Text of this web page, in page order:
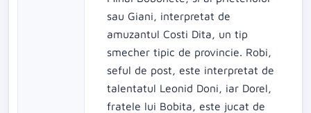
sau Giani, interpretat de
amuzantul Costi Dita, un tip
smecher tipic de provincie. Robi,
seful de post, este interpretat de
talentatul Leonid Doni, iar Dorel,
fratele lui Bobita, este jucat de